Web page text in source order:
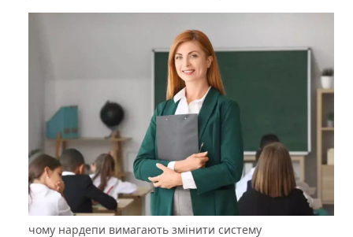
чому нардепи вимагають змінити систему